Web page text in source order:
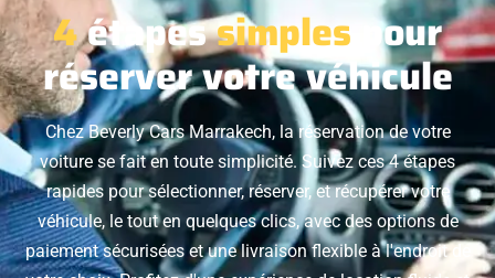
4étapessimples pour
réserver votre véhicule
Chez Beverly Cars Marrakech, la réservation de votre
voiture se fait en toute simplicité. Suivez ces 4 étapes
rapides pour sélectionner, réserver, et récupérer votre
véhicule, le tout en quelques clics, avec des options de
paiement sécurisées et une livraison flexible à l'endroit de